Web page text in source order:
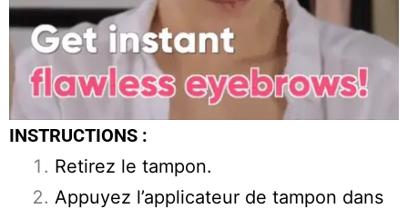
INSTRUCTIONS :
Retirez le tampon.
Appuyez l’applicateur de tampon dans